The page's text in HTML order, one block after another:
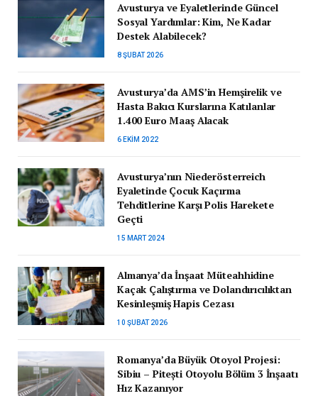
Avusturya ve Eyaletlerinde Güncel
Sosyal Yardımlar: Kim, Ne Kadar
Destek Alabilecek?
8 ŞUBAT 2026
Avusturya’da AMS’in Hemşirelik ve
Hasta Bakıcı Kurslarına Katılanlar
1.400 Euro Maaş Alacak
6 EKIM 2022
Avusturya’nın Niederösterreich
Eyaletinde Çocuk Kaçırma
Tehditlerine Karşı Polis Harekete
Geçti
15 MART 2024
Almanya’da İnşaat Müteahhidine
Kaçak Çalıştırma ve Dolandırıcılıktan
Kesinleşmiş Hapis Cezası
10 ŞUBAT 2026
Romanya’da Büyük Otoyol Projesi:
Sibiu – Pitești Otoyolu Bölüm 3 İnşaatı
Hız Kazanıyor